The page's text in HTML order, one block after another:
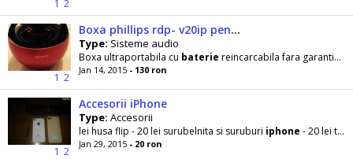
1 2
1 2
Boxa phillips rdp- v20ip pentru iphone
Type: Sisteme audio
Boxa ultraportabila cu baterie reincarcabila fara garantie pentru
Jan 14, 2015 - 130 ron
1 2
Accesorii iPhone
Type: Accesorii
lei husa flip - 20 lei surubelnita si suruburi iphone - 20 lei toate sunt pentru
Jan 29, 2015 - 20 ron